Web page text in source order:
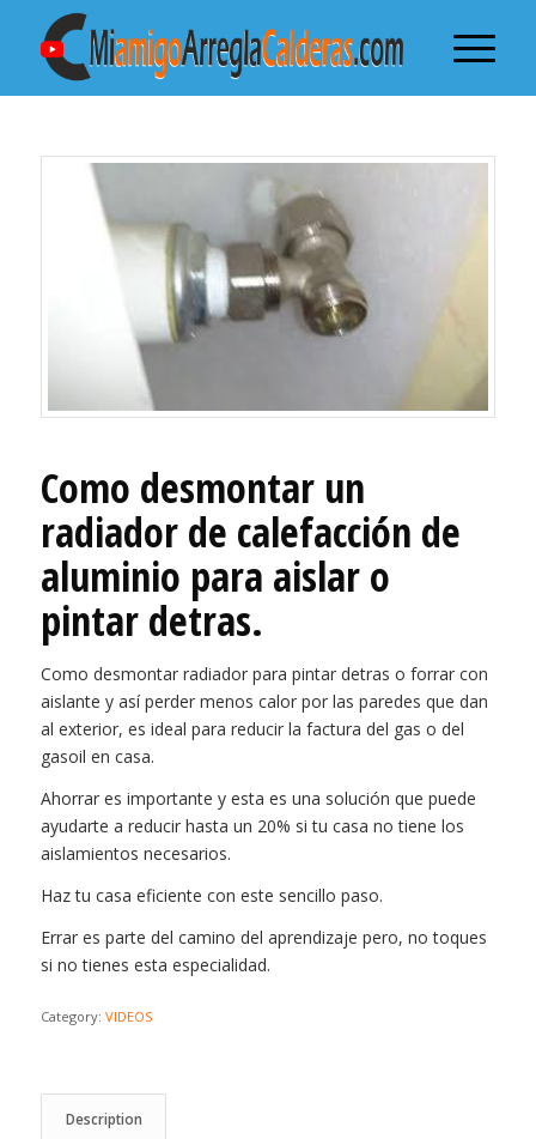
Como desmontar un
radiador de calefacción de
aluminio para aislar o
pintar detras.
Como desmontar radiador para pintar detras o forrar con
aislante y así perder menos calor por las paredes que dan
al exterior, es ideal para reducir la factura del gas o del
gasoil en casa.
Ahorrar es importante y esta es una solución que puede
ayudarte a reducir hasta un 20% si tu casa no tiene los
aislamientos necesarios.
Haz tu casa eficiente con este sencillo paso.
Errar es parte del camino del aprendizaje pero, no toques
si no tienes esta especialidad.
Category: VIDEOS
Description